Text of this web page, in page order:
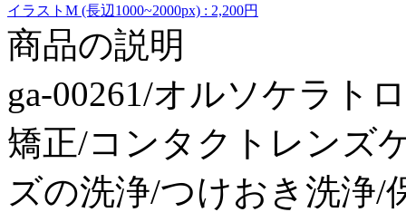
イラストM (長辺1000~2000px) : 2,200円
商品の説明
ga-00261/オルソケラト
矯正/コンタクトレンズ
ズの洗浄/つけおき洗浄/